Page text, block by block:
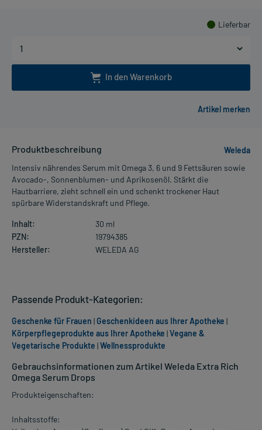
Lieferbar
In den Warenkorb
Produktbeschreibung
Weleda
Intensiv nährendes Serum mit Omega 3, 6 und 9 Fettsäuren sowie
Avocado-, Sonnenblumen- und Aprikosenöl. Stärkt die
Hautbarriere, zieht schnell ein und schenkt trockener Haut
spürbare Widerstandskraft und Pflege.
Inhalt:
30 ml
PZN:
19794385
Hersteller:
WELEDA AG
Gebrauchsinformationen zum Artikel Weleda Extra Rich
Omega Serum Drops
Produkteigenschaften:
Inhaltsstoffe:
Passende Produkt-Kategorien:
Geschenke für Frauen |Geschenkideen aus Ihrer Apotheke |
Körperpflegeprodukte aus Ihrer Apotheke |Vegane &
Vegetarische Produkte |Wellnessprodukte